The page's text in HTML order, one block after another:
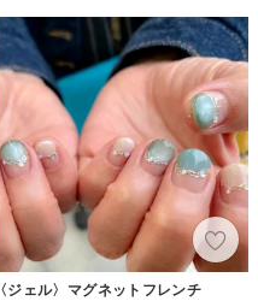
〈ジェル〉マグネットフレンチ